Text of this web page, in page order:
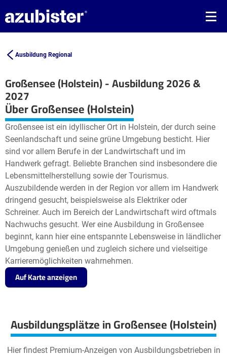
Ausbildung Regional
Großensee (Holstein) - Ausbildung 2026 &
2027
+
−
Über Großensee (Holstein)
Großensee ist ein idyllischer Ort in Holstein, der durch seine
Seenlandschaft und seine grüne Umgebung besticht. Hier
sind vor allem Berufe in der Landwirtschaft und im
Handwerk gefragt. Beliebte Branchen sind insbesondere die
Lebensmittelherstellung sowie der Tourismus.
Auszubildende werden in der Region vor allem im Handwerk
dringend gesucht, beispielsweise als Elektriker oder
Schreiner. Auch im Bereich der Landwirtschaft wird oftmals
Nachwuchs gesucht. Wer eine Ausbildung in Großensee
beginnt, kann hier eine entspannte Lebensweise in ländlicher
Umgebung genießen und zugleich sichere und vielseitige
Karrieremöglichkeiten wahrnehmen.
Auf Karte anzeigen
Ausbildungsplätze in Großensee (Holstein)
Hier findest Premium-Anzeigen von Ausbildungsbetrieben in